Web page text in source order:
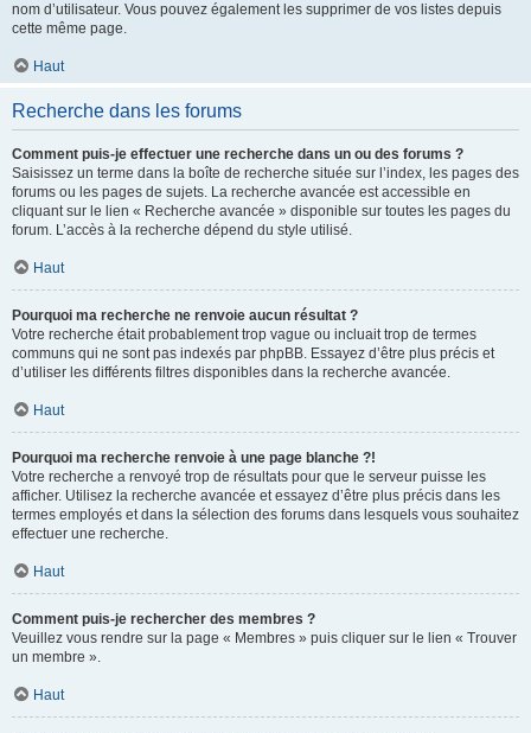
nom d’utilisateur. Vous pouvez également les supprimer de vos listes depuis
cette même page.
Haut
Recherche dans les forums
Comment puis-je effectuer une recherche dans un ou des forums ?
Saisissez un terme dans la boîte de recherche située sur l’index, les pages des
forums ou les pages de sujets. La recherche avancée est accessible en
cliquant sur le lien « Recherche avancée » disponible sur toutes les pages du
forum. L’accès à la recherche dépend du style utilisé.
Haut
Pourquoi ma recherche ne renvoie aucun résultat ?
Votre recherche était probablement trop vague ou incluait trop de termes
communs qui ne sont pas indexés par phpBB. Essayez d’être plus précis et
d’utiliser les différents filtres disponibles dans la recherche avancée.
Haut
Pourquoi ma recherche renvoie à une page blanche ?!
Votre recherche a renvoyé trop de résultats pour que le serveur puisse les
afficher. Utilisez la recherche avancée et essayez d’être plus précis dans les
termes employés et dans la sélection des forums dans lesquels vous souhaitez
effectuer une recherche.
Haut
Comment puis-je rechercher des membres ?
Veuillez vous rendre sur la page « Membres » puis cliquer sur le lien « Trouver
un membre ».
Haut